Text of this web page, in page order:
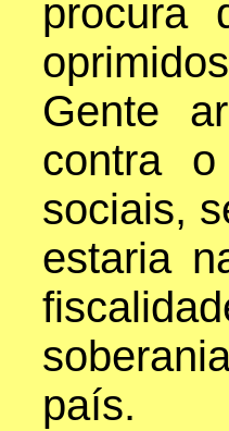
procura
Gente
contra
sociais,
estaria
país.